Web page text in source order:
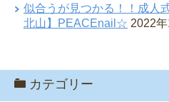
似合うが見つかる！！成人
北山】PEACEnail☆ 2022
カテゴリー